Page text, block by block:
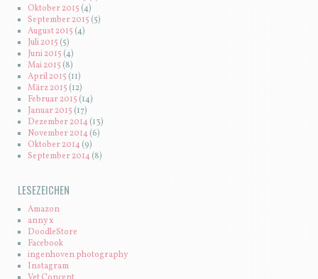
Oktober 2015 (4)
September 2015 (5)
August 2015 (4)
Juli 2015 (5)
Juni 2015 (4)
Mai 2015(8)
April 2015 (11)
März 2015 (12)
Februar 2015 (14)
Januar 2015 (17)
Dezember 2014(13)
November 2014(6)
Oktober 2014(9)
September 2014(8)
LESEZEICHEN
Amazon
anny x
DoodleStore
Facebook
ingenhoven photography
Instagram